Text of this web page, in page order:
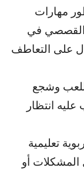
مهارات
القصصي في
على التعاطف
وشجع
انتظار
تعليمية
المشكلات أو